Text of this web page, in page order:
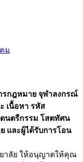
ม
รกฎหมาย จุฬาลงกรณ์
เนื้อหา รหัส
นตรีกรรม โสตทัศน
และผู้ได้รับการโอน
าลัย ให้อนุญาตให้คุณ